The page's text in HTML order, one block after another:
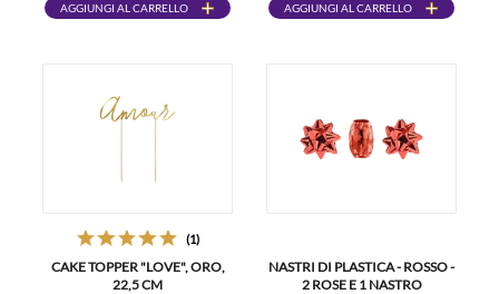
AGGIUNGI AL CARRELLO AGGIUNGI AL CARRELLO
(1)
CAKE TOPPER "LOVE", ORO,
22,5 CM
NASTRI DI PLASTICA - ROSSO -
2 ROSE E 1 NASTRO